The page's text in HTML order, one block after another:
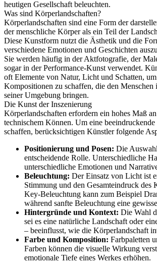
heutigen Gesellschaft beleuchten.
Was sind Körperlandschaften?
Körperlandschaften sind eine Form der
der menschliche Körper als ein Teil der
Diese Kunstform nutzt die Ästhetik und die
verschiedene Emotionen und Geschichten
Sie werden häufig in der Aktfotografie, der
sogar in der Performance-Kunst verwendet.
oft Elemente von Natur, Licht und Schatten,
Kompositionen zu schaffen, die den
seiner Umgebung bringen.
Die Kunst der Inszenierung
Körperlandschaften erfordern ein hohes Maß
technischem Können. Um eine
schaffen, berücksichtigen Künstler folgende
Positionierung und Posen: Die
entscheidende Rolle. Unterschiedliche
unterschiedliche Emotionen und
Beleuchtung: Der Einsatz von Licht ist
Stimmung und den Gesamteindruck des
Key-Beleuchtung kann zum Beispiel
während sanfte Beleuchtung eine
Hintergründe und Kontext: Die Wahl
sei es eine natürliche Landschaft oder
– beeinflusst, wie die Körperlandschaft
Farbe und Komposition: Farbpaletten
Farben können die visuelle Wirkung
emotionale Tiefe eines Werkes erhöhen.